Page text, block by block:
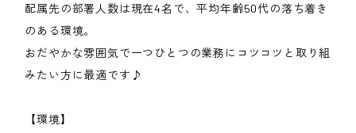
配属先の部署人数は現在4名で、平均年齢50代の落ち着き
のある環境。
おだやかな雰囲気で一つひとつの業務にコツコツと取り組
みたい方に最適です♪
【環境】